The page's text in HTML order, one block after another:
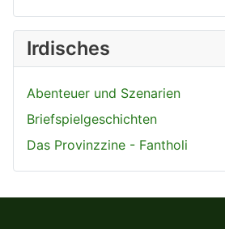
Irdisches
Abenteuer und Szenarien
Briefspielgeschichten
Das Provinzzine - Fantholi